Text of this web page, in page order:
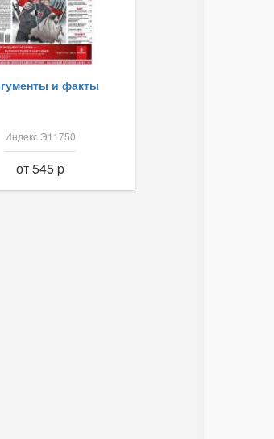
и факты
Индекс Э11750
от 545 p